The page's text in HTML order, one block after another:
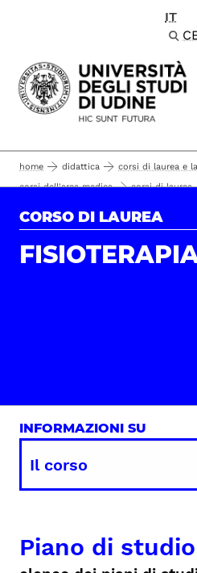
Passa al contenuto
IT
home didattica
corsi di laurea e
corsi dell'area medica
corsi di laurea
piano di studio
CORSO DI LAUREA
INFORMAZIONI SU
Piano di studio